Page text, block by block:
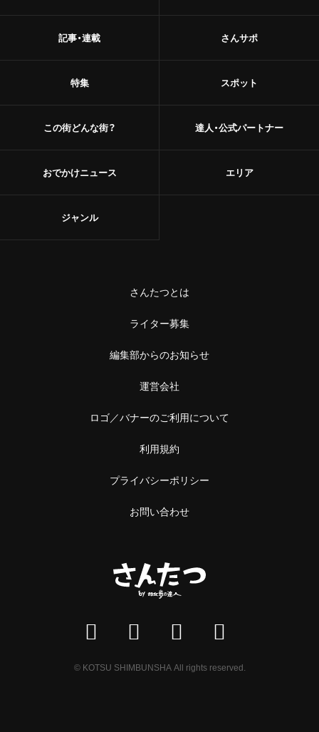
記事・連載
特集
この街どんな街？
おでかけニュース
さんサポ
スポット
達人・公式パートナー
エリア
ジャンル
さんたつとは
ライター募集
編集部からのお知らせ
運営会社
ロゴ／バナーのご利用について
利用規約
プライバシーポリシー
お問い合わせ
© KOTSU SHIMBUNSHA All rights reserved.